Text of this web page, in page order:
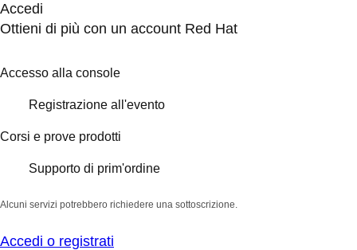
Accedi
Ottieni di più con un account Red Hat
Accesso alla console
Registrazione all'evento
Corsi e prove prodotti
Supporto di prim'ordine
Alcuni servizi potrebbero richiedere una sottoscrizione.
Accedi o registrati